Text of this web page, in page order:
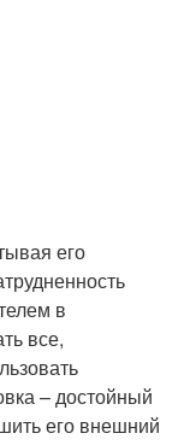
его
в
все,
– достойный
его внешний